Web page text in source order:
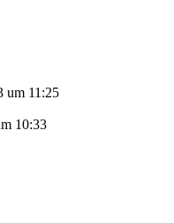
um 11:25
10:33